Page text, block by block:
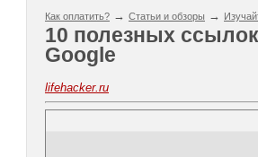
Как оплатить? → Статьи и обзоры →
10 полезных
Google
lifehacker.ru